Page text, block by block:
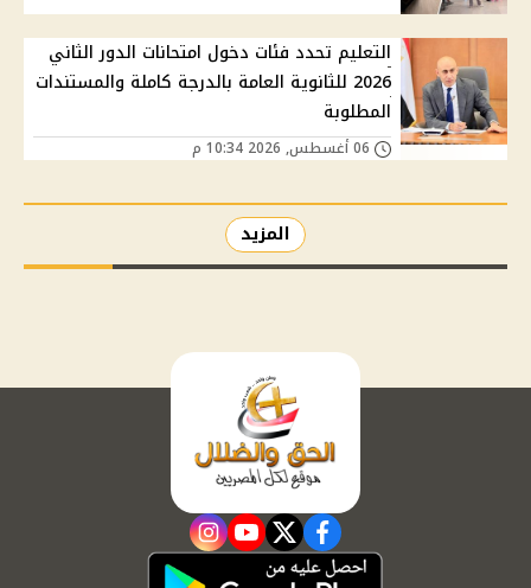
التعليم تحدد فئات دخول امتحانات الدور الثاني
2026 للثانوية العامة بالدرجة كاملة والمستندات
المطلوبة
المزيد
facebook
twitter
youtube
instagram